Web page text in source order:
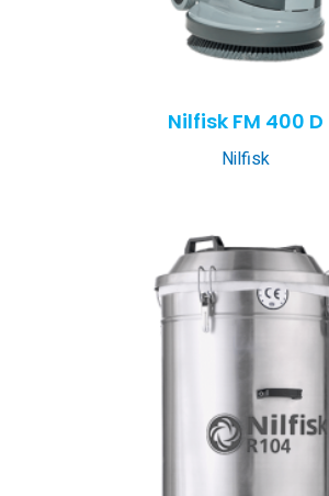
Nilfisk FM 400 D
Nilfisk